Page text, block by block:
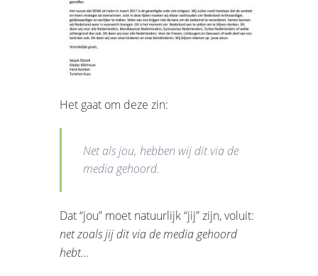
Het gaat om deze zin:
Net als jou, hebben wij dit via de
media gehoord.
Dat “jou” moet natuurlijk “jij” zijn, voluit:
net zoals jij dit via de media gehoord
hebt…